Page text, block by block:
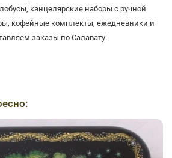
канцелярские наборы с ручной
кофейные комплекты, ежедневники и
заказы по Салавату.